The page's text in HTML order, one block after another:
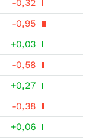
-0,32
-0,95
+0,03
-0,58
+0,27
-0,38
+0,06